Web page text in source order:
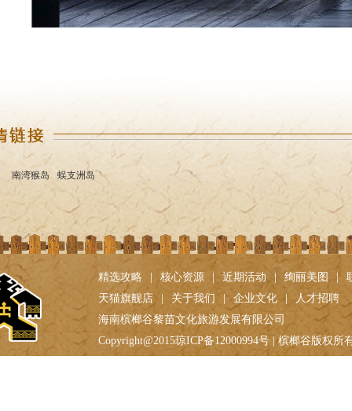
南湾猴岛 蜈支洲岛
精选攻略 核心资源 近期活动 | 绚丽美图 |
天猫旗舰店
关于我们 企业文化
人才招聘
海南槟榔谷黎苗文化旅游发展有限公司
Copyright@2015琼ICP备12000994号 | 槟榔谷版权所